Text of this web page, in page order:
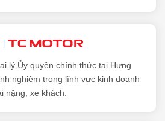
lý Ủy quyền chính thức tại Hưng
nghiệm trong lĩnh vực kinh doanh
nặng, xe khách.